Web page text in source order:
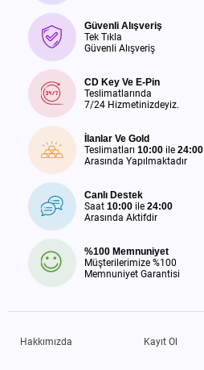
Güvenli Alışveriş
Tek Tıkla
Güvenli Alışveriş
CD Key Ve E-Pin
Teslimatlarında
7/24 Hizmetinizdeyiz.
İlanlar Ve Gold
Teslimatları 10:00 ile 24:00
Arasında Yapılmaktadır
Canlı Destek
Saat 10:00 ile 24:00
Arasında Aktifdir
%100 Memnuniyet
Müşterilerimize %100
Memnuniyet Garantisi
Hakkımızda Kayıt Ol